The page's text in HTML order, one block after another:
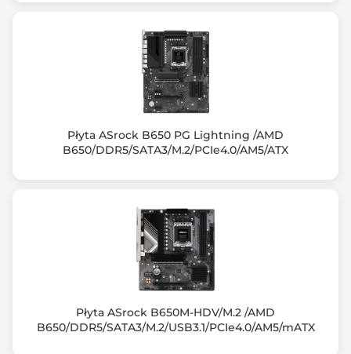
- RAID 0, 1, 10
Wbudowana karta graficzna
Brak lub AMD Radeon™ Graphics (zależy od
Gniazda karty graficznej
DisplayPort
Zintegrowana karta dźwiękowa
ROG SupremeFX 7.1 Surround Sound High Definition
Gniazda karty dźwiękowej
Wewnętrzne gniazdo audio przedniego panelu
Złącza PCI Express x16
Płyta ASrock B650 PG Lightning /AMD
B650/DDR5/SATA3/M.2/PCIe4.0/AM5/ATX
Płyta ASrock B650M-HDV/M.2 /AMD
B650/DDR5/SATA3/M.2/USB3.1/PCIe4.0/AM5/mATX